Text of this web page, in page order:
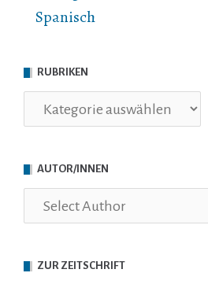
Spanisch
RUBRIKEN
Rubriken
AUTOR/INNEN
ZUR ZEITSCHRIFT